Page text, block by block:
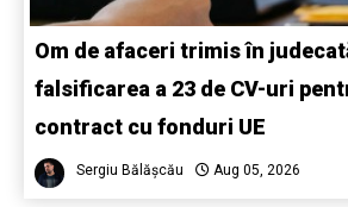
Om de afaceri trimis în
falsificarea a 23 de CV-uri
contract cu fonduri UE
Sergiu Bălășcău Aug 05, 2026